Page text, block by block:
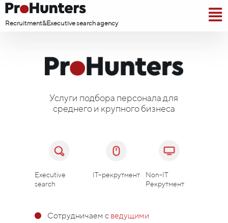
Recruitment&Executive search agency
Executive
search
IT–рекрутмент
Non-IT
Рекрутмент
Услуги подбора персонала для
среднего и крупного бизнеса
Сот​​​​рудничаем с ведущими